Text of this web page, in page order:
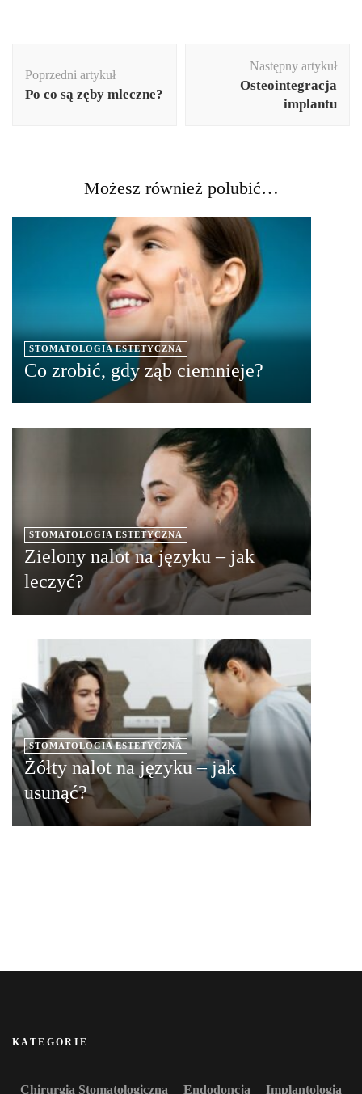
wpisu
Poprzedni artykuł
Po co są zęby mleczne?
Następny artykuł
Osteointegracja
implantu
Możesz również polubić…
STOMATOLOGIA ESTETYCZNA
Co zrobić, gdy ząb ciemnieje?
STOMATOLOGIA ESTETYCZNA
Zielony nalot na języku – jak
leczyć?
STOMATOLOGIA ESTETYCZNA
Żółty nalot na języku – jak
usunąć?
KATEGORIE
Chirurgia Stomatologiczna Endodoncja Implantologia